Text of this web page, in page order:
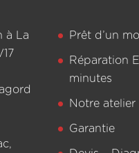
à La
Prêt d’un
Réparation
minutes
Notre atelier
Garantie